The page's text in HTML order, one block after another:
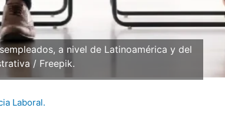
a nivel de Latinoamérica y del
/ Freepik.
Laboral.